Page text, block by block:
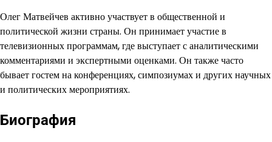
Олег Матвейчев активно участвует в общественной и
политической жизни страны. Он принимает участие в
телевизионных программам, где выступает с аналитическими
комментариями и экспертными оценками. Он также часто
бывает гостем на конференциях, симпозиумах и других научных
и политических мероприятиях.
Биография